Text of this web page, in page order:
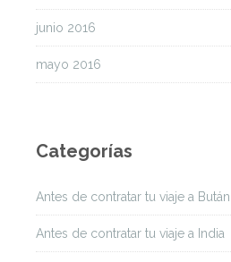
junio 2016
mayo 2016
Categorías
Antes de contratar tu viaje a Bután
Antes de contratar tu viaje a India